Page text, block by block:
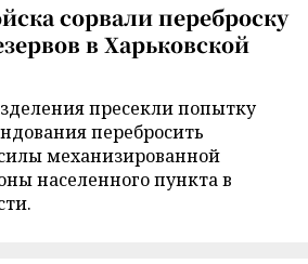
сорвали переброску
в Харьковской
пресекли попытку
перебросить
механизированной
населенного пункта в